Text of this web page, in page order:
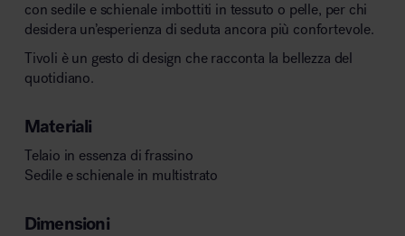
con sedile e schienale imbottiti in tessuto o pelle, per chi
desidera un’esperienza di seduta ancora più confortevole.
Tivoli è un gesto di design che racconta la bellezza del
quotidiano.
Materiali
Telaio in essenza di frassino
Sedile e schienale in multistrato
Dimensioni